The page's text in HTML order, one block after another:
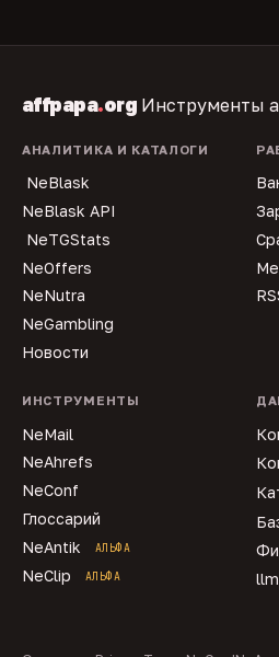
affpapa.org Инструменты
АНАЛИТИКА И КАТАЛОГИ
NeBlask
NeBlask API
NeTGStats
NeOffers
NeNutra
NeGambling
Новости
ИНСТРУМЕНТЫ
NeMail
NeAhrefs
NeConf
Глоссарий
NeAntik
АЛЬФА
NeClip АЛЬФА